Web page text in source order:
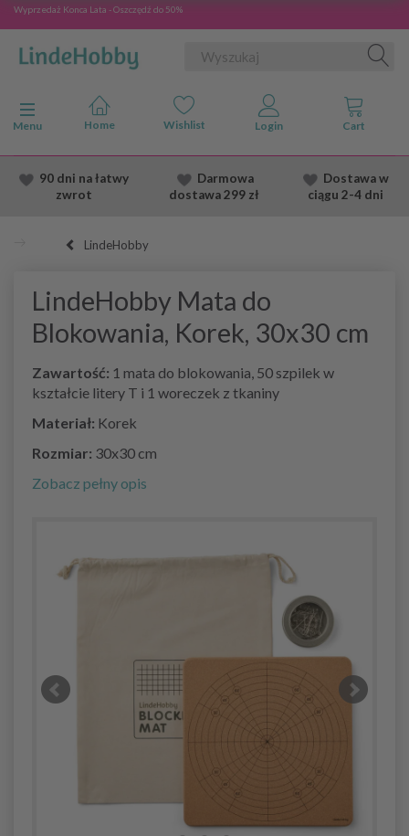
Wyprzedaż Konca Lata - Oszczędź do 50%
Przełącz nawigację
Menu
90 dni na łatwy
zwrot
Darmowa
dostawa299 zł
Dostawaw
ciągu 2-4 dni
LindeHobby
LindeHobby Mata do
Blokowania, Korek, 30x30 cm
Zawartość: 1 mata do blokowania, 50 szpilek w
kształcie litery T i 1 woreczek z tkaniny
Materiał: Korek
Rozmiar: 30x30 cm
Zobacz pełny opis